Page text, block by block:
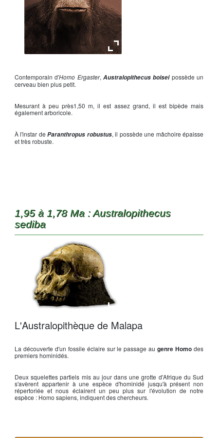
Contemporain d'Homo Ergaster,Australopithecus boiseipossède un
cerveau bien plus petit.
Mesurant à peu près1,50 m, il est assez grand, il est bipède mais
également arboricole.
À l'instar deParanthropus robustus, il possède une mâchoire épaisse
et très robuste.
1,95 à 1,78 Ma : Australopithecus
sediba
L'Australopithèque de Malapa
La découverte d'un fossile éclaire sur le passage augenre Homo des
premiers hominidés.
Deux squelettes partiels mis au jour dans une grotte d'Afrique du Sud
s'avèrent appartenir à une espèce d'hominidé jusqu'à présent non
répertoriée et nous éclairent un peu plus sur l'évolution de notre
espèce : Homo sapiens, indiquent des chercheurs.